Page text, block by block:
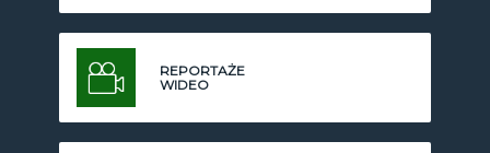
REPORTAŻE
WIDEO